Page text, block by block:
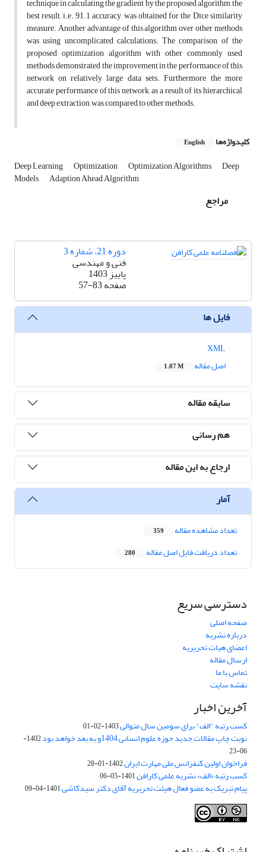
technique in calculating the gradient by the proposed algorithm, the
best result, i.e. 91.1 accuracy, was obtained for the Dice similarity
measure. Another advantage of this algorithm over other methods
was using uncomplicated calculations. The comparison of the
proposed optimization algorithm with other commonly used
methods demonstrated the improvement in the performance of this
network on relatively large data sets. Furthermore, the more
accurate performance of this network, as a result of its hierarchical
and deep extraction, was compared to other methods.
کلیدواژه‌ها English
Deep Learning Optimization Optimization Algorithms Deep
Models Adaption Ahead Algorithm
مراجع
دوره 21، شماره 3
فنی و مهندسی
پاییز 1403
صفحه57-83
فایل ها
اصل مقاله
1.07 M
سابقه مقاله
هم رسانی
ارجاع به این مقاله
آمار
تعداد مشاهده مقاله 359
تعداد دریافت فایل اصل مقاله 280
دسترسی سریع
صفحه اصلی
درباره نشریه
اعضای هیات تحریریه
ارسال مقاله
تماس با ما
نقشه سایت
آخرین اخبار
کسب رتبه "الف" برای سومین سال متوالی1403-02-01
نوبت چاپ مقالات جدید حوزه علوم انسانی 1404و به بعد خواهد بود
1402-
06-23
فراخوان اولین کنفرانس ملی مهارت ایران1402-01-28
کسب رتبه «الف» نشریه علمی کارافن1401-05-06
پیام تبریک به عضو فعال هیئت تحریریه آقای دکتر سیدکاشی1401-04-09